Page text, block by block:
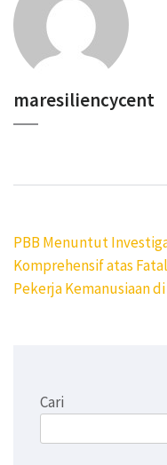
maresiliencycent
Navigasi
pos
PBB Menuntut
Komprehensif atas
Pekerja Kemanusiaan di
Cari